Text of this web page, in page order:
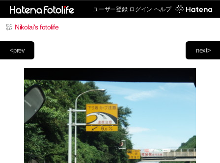
ユーザー登録 ログイン ヘルプ
Nikolai's fotolife
next>
<prev